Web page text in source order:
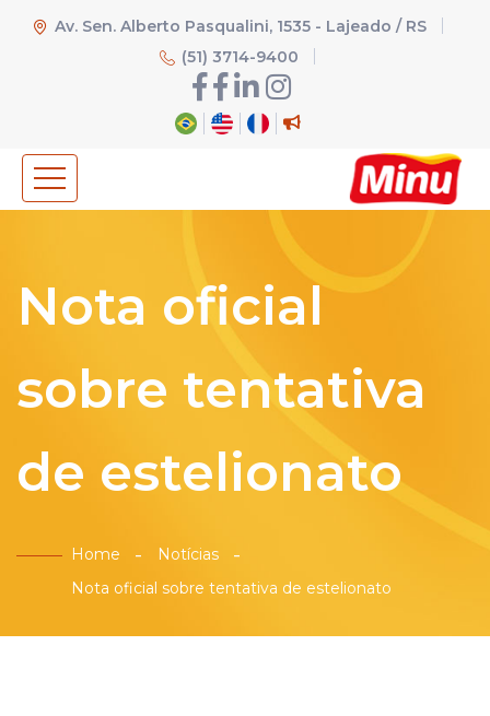
Av. Sen. Alberto Pasqualini, 1535 - Lajeado / RS
(51) 3714-9400
Nota oficial
sobre tentativa
de estelionato
Home
Notícias
Nota oficial sobre tentativa de estelionato